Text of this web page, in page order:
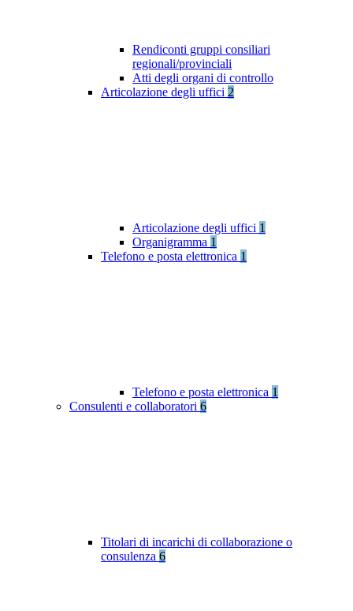
Rendiconti gruppi consiliari
regionali/provinciali
Atti degli organi di controllo
Articolazione degli uffici 2
Articolazione degli uffici 1
Organigramma 1
Telefono e posta elettronica 1
Telefono e posta elettronica 1
Consulenti e collaboratori 6
Titolari di incarichi di collaborazione o
consulenza 6